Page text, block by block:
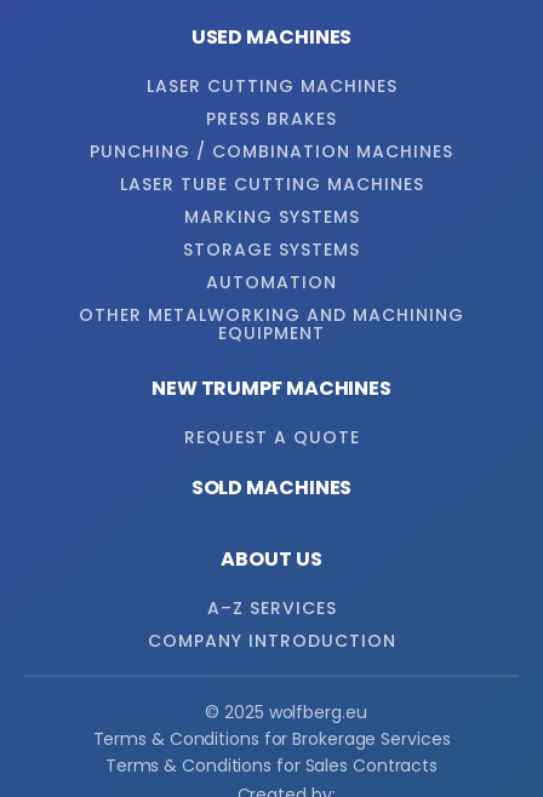
USED MACHINES
LASER CUTTING MACHINES
PRESS BRAKES
PUNCHING / COMBINATION MACHINES
LASER TUBE CUTTING MACHINES
MARKING SYSTEMS
STORAGE SYSTEMS
AUTOMATION
OTHER METALWORKING AND MACHINING
EQUIPMENT
NEW TRUMPF MACHINES
REQUEST A QUOTE
SOLD MACHINES
ABOUT US
A–Z SERVICES
COMPANY INTRODUCTION
© 2025 wolfberg.eu
Terms & Conditions for Brokerage Services
Terms & Conditions for Sales Contracts